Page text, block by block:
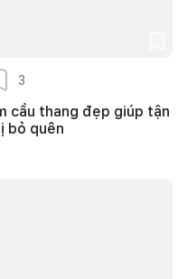
3
cầu thang đẹp giúp tận
bỏ quên